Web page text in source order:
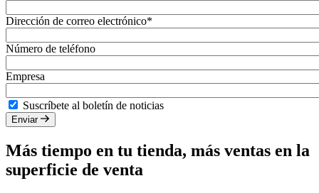
Dirección de correo electrónico*
Número de teléfono
Empresa
Suscríbete al boletín de noticias
Enviar
Más tiempo en tu tienda, más ventas en la
superficie de venta